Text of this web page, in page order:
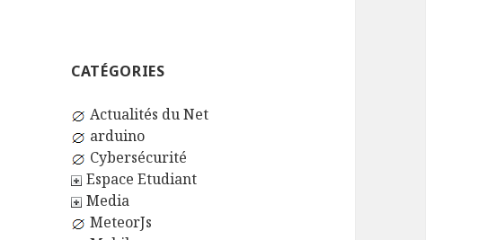
CATÉGORIES
Actualités du Net
arduino
Cybersécurité
Espace Etudiant
Media
MeteorJs